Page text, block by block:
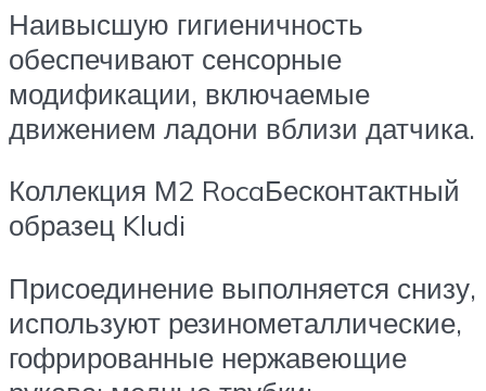
Наивысшую гигиеничность
обеспечивают сенсорные
модификации, включаемые
движением ладони вблизи датчика.
Коллекция М2 RocaБесконтактный
образец Kludi
Присоединение выполняется снизу,
используют резинометаллические,
гофрированные нержавеющие